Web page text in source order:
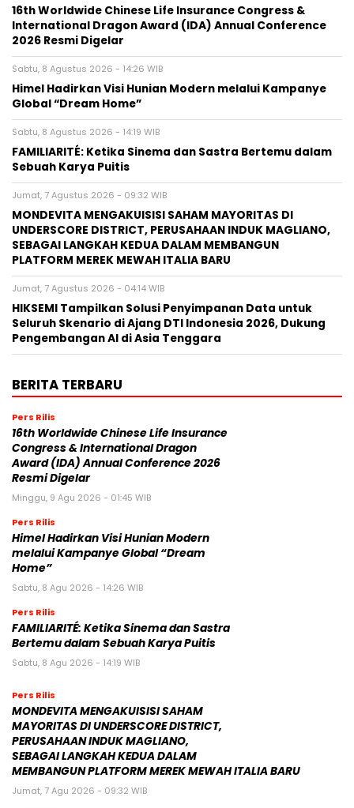
16th Worldwide Chinese Life Insurance Congress &
International Dragon Award (IDA) Annual Conference
2026 Resmi Digelar
Sabtu, 8 Agustus 2026 - 14:26 WIB
Himel Hadirkan Visi Hunian Modern melalui Kampanye
Global “Dream Home”
Sabtu, 8 Agustus 2026 - 14:19 WIB
FAMILIARITÉ: Ketika Sinema dan Sastra Bertemu dalam
Sebuah Karya Puitis
Jumat, 7 Agustus 2026 - 09:32 WIB
MONDEVITA MENGAKUISISI SAHAM MAYORITAS DI
UNDERSCORE DISTRICT, PERUSAHAAN INDUK MAGLIANO,
SEBAGAI LANGKAH KEDUA DALAM MEMBANGUN
PLATFORM MEREK MEWAH ITALIA BARU
Jumat, 7 Agustus 2026 - 04:14 WIB
HIKSEMI Tampilkan Solusi Penyimpanan Data untuk
Seluruh Skenario di Ajang DTI Indonesia 2026, Dukung
Pengembangan AI di Asia Tenggara
BERITA TERBARU
Pers Rilis
16th Worldwide Chinese Life Insurance
Congress & International Dragon
Award (IDA) Annual Conference 2026
Resmi Digelar
Minggu, 9 Agu 2026 - 01:45 WIB
Pers Rilis
Himel Hadirkan Visi Hunian Modern
melalui Kampanye Global “Dream
Home”
Sabtu, 8 Agu 2026 - 14:26 WIB
Pers Rilis
FAMILIARITÉ: Ketika Sinema dan Sastra
Bertemu dalam Sebuah Karya Puitis
Sabtu, 8 Agu 2026 - 14:19 WIB
Pers Rilis
MONDEVITA MENGAKUISISI SAHAM
MAYORITAS DI UNDERSCORE DISTRICT,
PERUSAHAAN INDUK MAGLIANO,
SEBAGAI LANGKAH KEDUA DALAM
MEMBANGUN PLATFORM MEREK MEWAH ITALIA BARU
Jumat, 7 Agu 2026 - 09:32 WIB